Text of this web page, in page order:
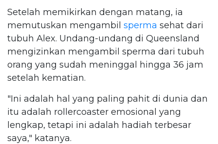
Setelah memikirkan dengan matang, ia
memutuskan mengambil sperma sehat dari
tubuh Alex. Undang-undang di Queensland
mengizinkan mengambil sperma dari tubuh
orang yang sudah meninggal hingga 36 jam
setelah kematian.
"Ini adalah hal yang paling pahit di dunia dan
itu adalah rollercoaster emosional yang
lengkap, tetapi ini adalah hadiah terbesar
saya," katanya.